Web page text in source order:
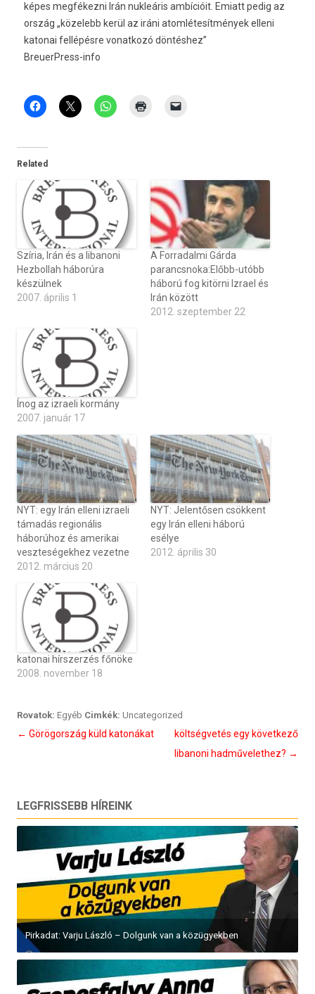
képes megfékezni Irán nukleáris ambícióit. Emiatt pedig az
ország „közelebb kerül az iráni atomlétesítmények elleni
katonai fellépésre vonatkozó döntéshez”
BreuerPress-info
Related
Szíria, Irán és a libanoni
Hezbollah háborúra
készülnek
2007. április 1
A Forradalmi Gárda
parancsnoka:Előbb-utóbb
háború fog kitörni Izrael és
Irán között
2012. szeptember 22
Ínog az izraeli kormány
2007. január 17
NYT: egy Irán elleni izraeli
támadás regionális
háborúhoz és amerikai
veszteségekhez vezetne
2012. március 20
NYT: Jelentősen csökkent
egy Irán elleni háború
esélye
2012. április 30
katonai hírszerzés főnöke
2008. november 18
Rovatok: Egyéb Cimkék: Uncategorized
Bejegyzés
← Görögország küld katonákat
költségvetés egy következő
libanoni hadművelethez? →
LEGFRISSEBB HÍREINK
Pirkadat: Varju László – Dolgunk van a közügyekben